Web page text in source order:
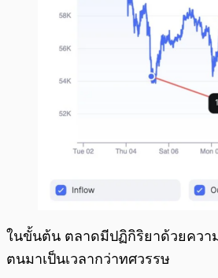
ในขั้นต้น ตลาดมีปฏิกิริยาด้วยความ
ตนมาเป็นเวลากว่าทศวรรษ